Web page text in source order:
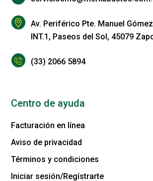
Av. Periférico Pte. Manuel
INT.1, Paseos del Sol, 45079
(33) 2066 5894
Centro de ayuda
Facturación en línea
Aviso de privacidad
Términos y condiciones
Iniciar sesión/Regístrarte